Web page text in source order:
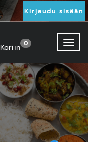
Kirjaudu sisään
Koriin0